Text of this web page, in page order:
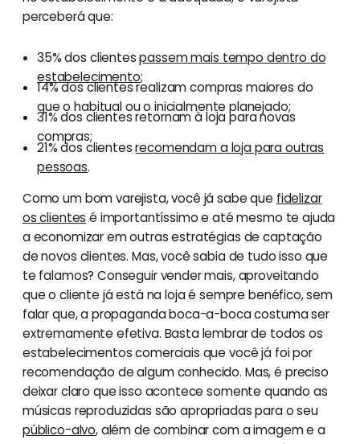
perceberá que:
35% dos clientespassem mais tempo dentro do
estabelecimento;
14% dos clientes realizam compras maiores do
que o habitual ou o inicialmente planejado;
31% dos clientes retornam à loja para novas
compras;
21% dos clientesrecomendam a loja para outras
pessoas.
Como um bom varejista, você já sabe que fidelizar
os clientes é importantíssimo e até mesmo te ajuda
a economizar em outras estratégias de captação
de novos clientes. Mas, você sabia de tudo isso que
te falamos? Conseguir vender mais, aproveitando
que o cliente já está na loja é sempre benéfico, sem
falar que, a propaganda boca-a-boca costuma ser
extremamente efetiva. Basta lembrar de todos os
estabelecimentos comerciais que você já foi por
recomendação de algum conhecido. Mas, é preciso
deixar claro que isso acontece somente quando as
músicas reproduzidas são apropriadas para o seu
público-alvo, além de combinar com a imagem e a